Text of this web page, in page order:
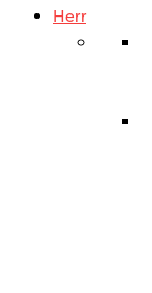
Herr